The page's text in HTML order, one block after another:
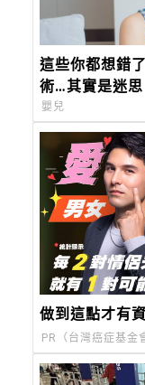
這些你都想錯
術…其實是迷思
嬰兒
做到這點才有
PR（台灣癌症基金